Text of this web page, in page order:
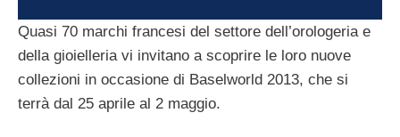
Quasi 70 marchi francesi del settore dell’orologeria e
della gioielleria vi invitano a scoprire le loro nuove
collezioni in occasione di Baselworld 2013, che si
terrà dal 25 aprile al 2 maggio.